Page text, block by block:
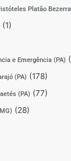
Platão
(1)
e Emergência (PA)
(PA) (178)
(PA) (77)
(28)